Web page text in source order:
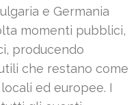
e Germania
momenti pubblici,
producendo
che restano come
ed europee. I